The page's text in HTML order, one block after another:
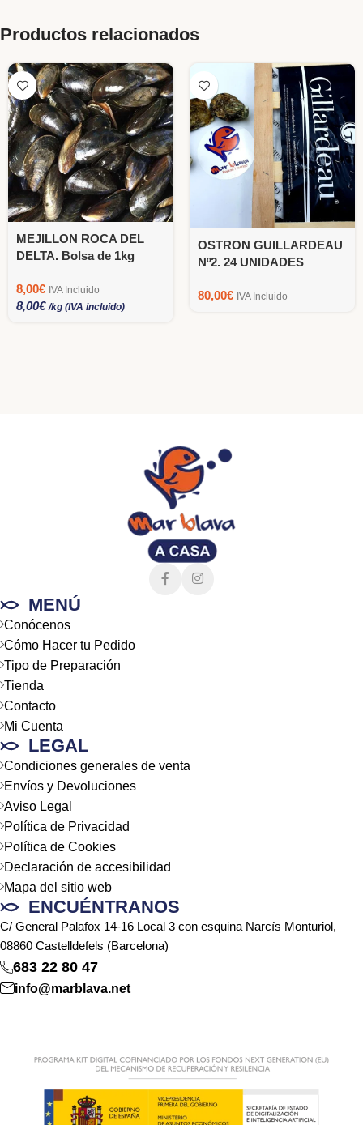
Productos relacionados
MEJILLON ROCA DEL
DELTA. Bolsa de 1kg
8,00€ IVA Incluido
8,00€ /kg (IVA incluido)
OSTRON GUILLARDEAU
Nº2. 24 UNIDADES
80,00€ IVA Incluido
MENÚ
Conócenos
Cómo Hacer tu Pedido
Tipo de Preparación
Tienda
Contacto
Mi Cuenta
LEGAL
Condiciones generales de venta
Envíos y Devoluciones
Aviso Legal
Política de Privacidad
Política de Cookies
Declaración de accesibilidad
Mapa del sitio web
ENCUÉNTRANOS
C/ General Palafox 14-16 Local 3 con esquina Narcís Monturiol,
08860 Castelldefels (Barcelona)
683 22 80 47
info@marblava.net